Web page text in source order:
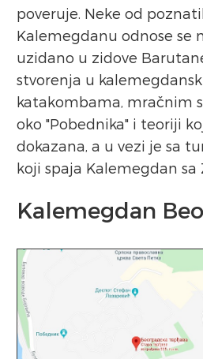
poveruje. Neke od
Kalemegdanu odnose se
uzidano u zidove
stvorenja u
katakombama, mračnim
oko "Pobednika" i teoriji
dokazana, a u vezi je sa
koji spaja Kalemegdan sa
Kalemegdan